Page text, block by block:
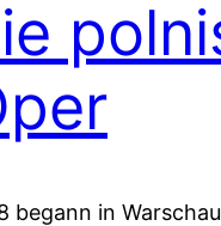
begann in